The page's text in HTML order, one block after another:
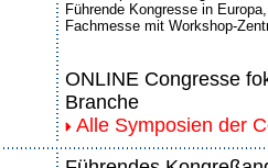
Führende Kongresse in
Fachmesse mit Workshop-
ONLINE Congresse
Branche
Alle Symposien der